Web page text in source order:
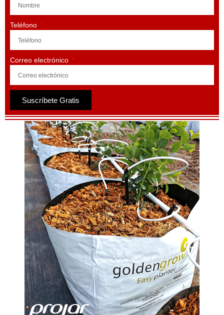
Teléfono
Correo electrónico
Suscríbete Gratis